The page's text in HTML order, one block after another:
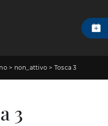
> non_attivo > Tosca 3
3